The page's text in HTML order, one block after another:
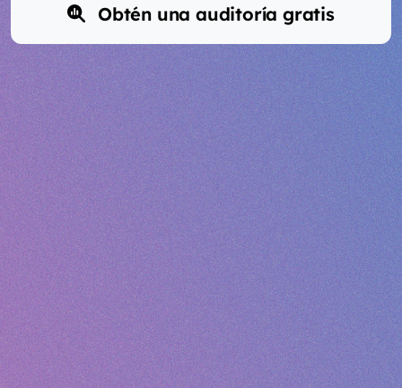
Obtén una auditoría gratis